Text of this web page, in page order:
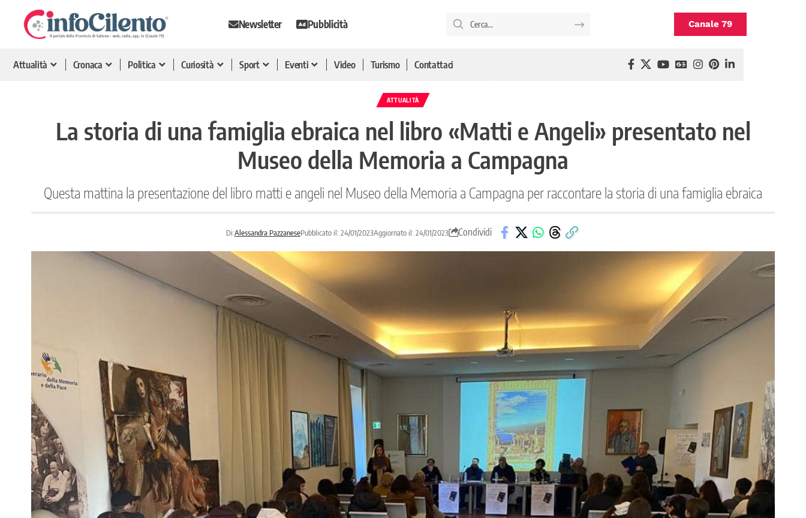
Newsletter Pubblicità Canale 79
Attualità Cronaca Politica Curiosità Sport Eventi Video Turismo Contattaci
ATTUALITÀ
La storia di una famiglia ebraica nel libro «Matti e Angeli» presentato nel
Museo della Memoria a Campagna
Questa mattina la presentazione del libro matti e angeli nel Museo della Memoria a Campagna per raccontare la storia di una famiglia ebraica
Di:Alessandra PazzanesePubblicato il: 24/01/2023Aggiornato il: 24/01/2023 Condividi